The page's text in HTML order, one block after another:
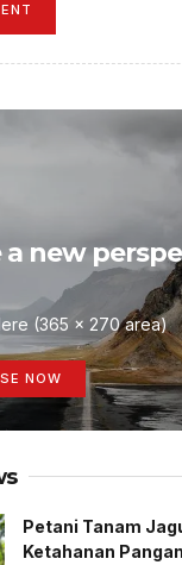
a new
(365 x 270 area)
NOW
Petani Tanam
Ketahanan Pangan